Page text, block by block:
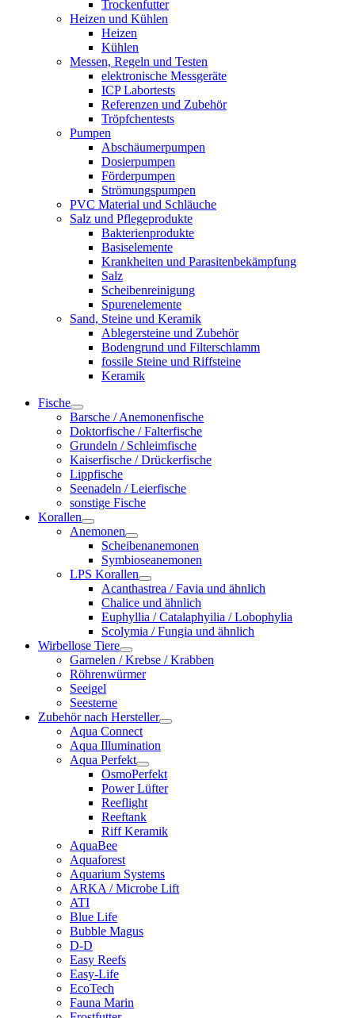
Trockenfutter
Heizen und Kühlen
Heizen
Kühlen
Messen, Regeln und Testen
elektronische Messgeräte
ICP Labortests
Referenzen und Zubehör
Tröpfchentests
Pumpen
Abschäumerpumpen
Dosierpumpen
Förderpumpen
Strömungspumpen
PVC Material und Schläuche
Salz und Pflegeprodukte
Bakterienprodukte
Basiselemente
Krankheiten und Parasitenbekämpfung
Salz
Scheibenreinigung
Spurenelemente
Sand, Steine und Keramik
Ablegersteine und Zubehör
Bodengrund und Filterschlamm
fossile Steine und Riffsteine
Keramik
Fische
Barsche / Anemonenfische
Doktorfische / Falterfische
Grundeln / Schleimfische
Kaiserfische / Drückerfische
Lippfische
Seenadeln / Leierfische
sonstige Fische
Korallen
Anemonen
Scheibenanemonen
Symbioseanemonen
LPS Korallen
Acanthastrea / Favia und ähnlich
Chalice und ähnlich
Euphyllia / Catalaphyilia / Lobophylia
Scolymia / Fungia und ähnlich
Wirbellose Tiere
Garnelen / Krebse / Krabben
Röhrenwürmer
Seeigel
Seesterne
Zubehör nach Hersteller
Aqua Connect
Aqua Illumination
Aqua Perfekt
OsmoPerfekt
Power Lüfter
Reeflight
Reeftank
Riff Keramik
AquaBee
Aquaforest
Aquarium Systems
ARKA / Microbe Lift
ATI
Blue Life
Bubble Magus
D-D
Easy Reefs
Easy-Life
EcoTech
Fauna Marin